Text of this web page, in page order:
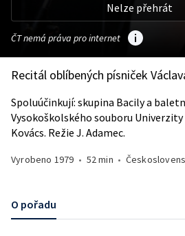
Nelze přehrát
ČT nemá práva pro internet
Recitál oblíbených písniček
Spoluúčinkují: skupina Bacily a
Vysokoškolského souboru Univerzity
Kovács. Režie J. Adamec.
Vyrobeno 1979 • 52 min •
O pořadu